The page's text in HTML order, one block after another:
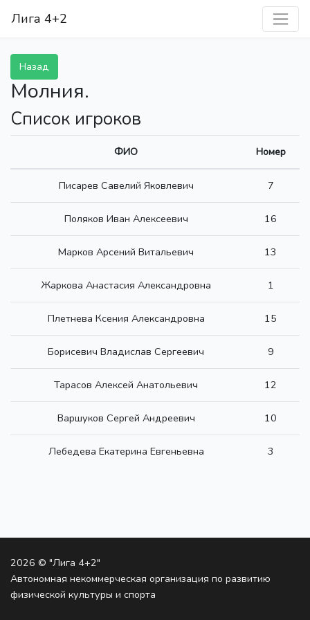
Лига 4+2
Назад
Молния.
Список игроков
ФИО Номер
Писарев Савелий Яковлевич 7
Поляков Иван Алексеевич 16
Марков Арсений Витальевич 13
Жаркова Анастасия Александровна 1
Плетнева Ксения Александровна 15
Борисевич Владислав Сергеевич 9
Тарасов Алексей Анатольевич 12
Варшуков Сергей Андреевич 10
Лебедева Екатерина Евгеньевна 3
2026 © "Лига 4+2"
Автономная некоммерческая организация по развитию
физической культуры и спорта